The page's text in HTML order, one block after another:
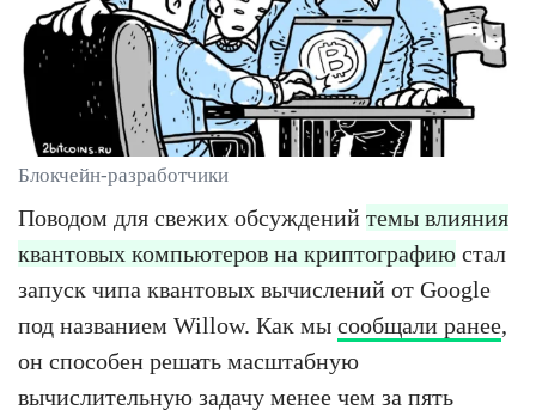
Блокчейн-разработчики
Поводом для свежих обсуждений темы влияния
квантовых компьютеров на криптографию стал
запуск чипа квантовых вычислений от Google
под названием Willow. Как мы сообщали ранее,
он способен решать масштабную
вычислительную задачу менее чем за пять